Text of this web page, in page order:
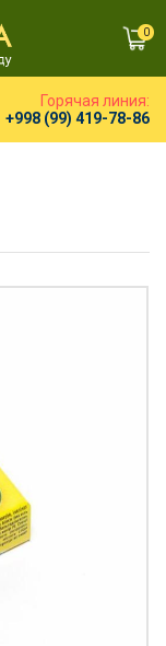
0
Горячая линия:
+998 (99) 419-78-86